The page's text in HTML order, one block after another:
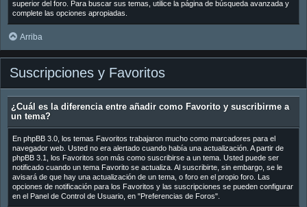
superior del foro. Para buscar sus temas, utilice la página de búsqueda avanzada y
complete las opciones apropiadas.
Arriba
Suscripciones y Favoritos
¿Cuál es la diferencia entre añadir como Favorito y suscribirme a
un tema?
En phpBB 3.0, los temas Favoritos trabajaron mucho como marcadores para el
navegador web. Usted no era alertado cuando había una actualización. A partir de
phpBB 3.1, los Favoritos son más como suscribirse a un tema. Usted puede ser
notificado cuando un tema Favorito se actualiza. Al suscribirte, sin embargo, se le
avisará de que hay una actualización de un tema, o foro en el propio foro. Las
opciones de notificación para los Favoritos y las suscripciones se pueden configurar
en el Panel de Control de Usuario, en "Preferencias de Foros".